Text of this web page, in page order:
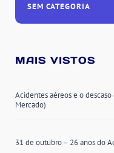
SEM CATEGORIA
MAIS VISTOS
Acidentes aéreos e o
Mercado)
31 de outubro – 26 anos do